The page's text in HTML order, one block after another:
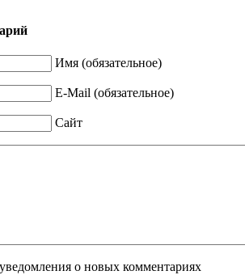
Имя (обязательное)
E-Mail (обязательное)
Сайт
о новых комментариях